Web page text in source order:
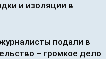
и изоляции в
подали в
– громкое дело